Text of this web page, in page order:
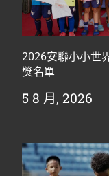
2026安聯小小世
獎名單
5 8 月, 2026